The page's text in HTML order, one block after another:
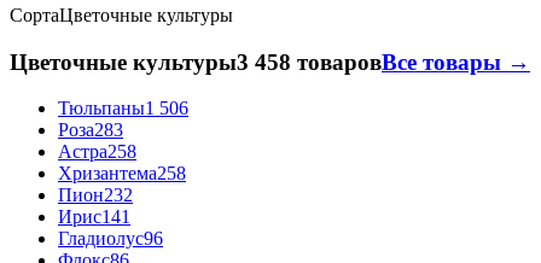
СортаЦветочные культуры
Цветочные культуры3 458 товаровВсе товары →
Тюльпаны1 506
Роза283
Астра258
Хризантема258
Пион232
Ирис141
Гладиолус96